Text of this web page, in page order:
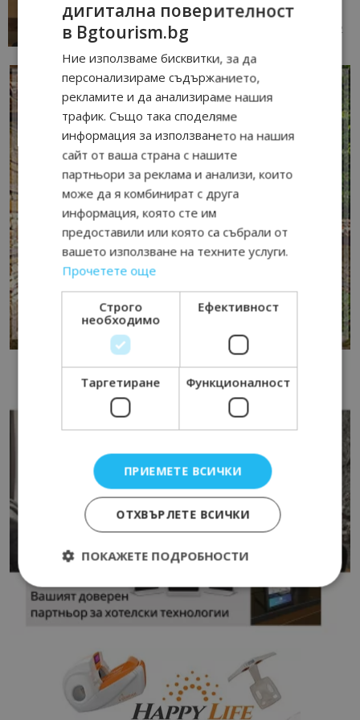
данните и липсващи...
AI Travel Economy с Елица Стоилова 13/07/2026 09:02
дигитална поверителност
в Bgtourism.bg
Ние използваме бисквитки, за да
персонализираме съдържанието,
рекламите и да анализираме нашия
трафик. Също така споделяме
информация за използването на нашия
сайт от ваша страна с нашите
партньори за реклама и анализи, които
може да я комбинират с друга
информация, която сте им
предоставили или която са събрали от
вашето използване на техните услуги.
Прочетете още
Строго
необходимо
Ефективност
Таргетиране Функционалност
ПРИЕМЕТЕ ВСИЧКИ
ОТХВЪРЛЕТЕ ВСИЧКИ
ПОКАЖЕТЕ ПОДРОБНОСТИ
Строго необходимо
Ефективност
Строго необходимите бисквитки позволяват
основната функционалност на уебсайта, като
потребителско влизане и управление на
акаунта. Уебсайтът не може да се използва